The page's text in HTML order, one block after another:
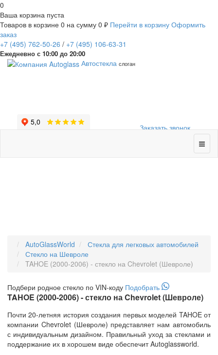
0
Ваша корзина пуста
Товаров в корзине 0 на сумму 0 ₽ Перейти в корзину Оформить
заказ
+7 (495) 762-50-26 / +7 (495) 106-63-31
Ежедневно с 10:00 до 20:00
Заказать звонок
Автостекла слоган
AutoGlassWorld
Стекла для легковых автомобилей
Стекло на Шевроле
TAHOE (2000-2006) - стекло на Chevrolet (Шевроле)
Подбери родное стекло по VIN-коду Подобрать
TAHOE (2000-2006) - стекло на Chevrolet (Шевроле)
Почти 20-летняя история создания первых моделей TAHOE от
компании Chevrolet (Шевроле) представляет нам автомобиль
с индивидуальным дизайном. Правильный уход за стеклами и
поддержание их в хорошем виде обеспечит Autoglassworld.